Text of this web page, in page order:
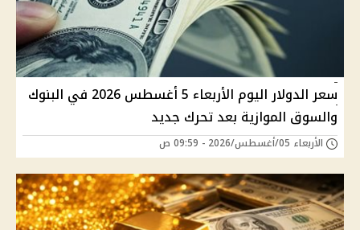
سعر الدولار اليوم الأربعاء 5 أغسطس 2026 في البنوك
والسوق الموازية بعد تحرك جديد
الأربعاء 05/أغسطس/2026 - 09:59 ص